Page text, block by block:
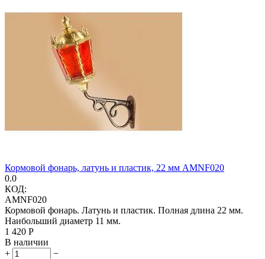
Кормовой фонарь, латунь и пластик, 22 мм AMNF020
0.0
КОД:
AMNF020
Кормовой фонарь. Латунь и пластик. Полная длина 22 мм.
Наибольший диаметр 11 мм.
1 420 Р
В наличии
+
−